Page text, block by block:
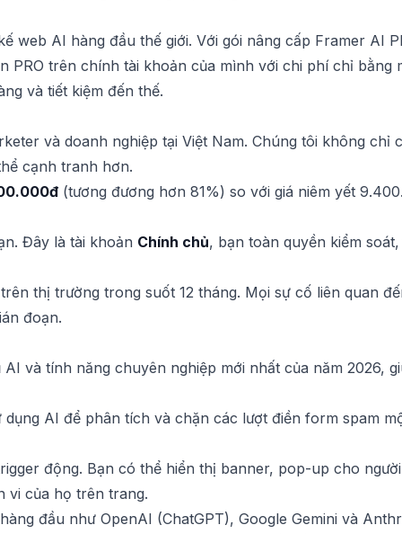
AI hàng đầu thế giới. Với gói nâng cấp Framer AI
trên chính tài khoản của mình với chi phí chỉ bằng
và tiết kiệm đến thế.
và doanh nghiệp tại Việt Nam. Chúng tôi không chỉ
cạnh tranh hơn.
(tương đương hơn 81%) so với giá niêm yết
Đây là tài khoản Chính chủ, bạn toàn quyền kiểm
thị trường trong suốt 12 tháng. Mọi sự cố liên quan
đoạn.
và tính năng chuyên nghiệp mới nhất của năm 2026,
AI để phân tích và chặn các lượt điền form spam
động. Bạn có thể hiển thị banner, pop-up cho
vi của họ trên trang.
đầu như OpenAI (ChatGPT), Google Gemini và